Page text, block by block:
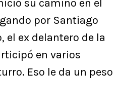
su camino en el
por Santiago
el ex delantero de la
en varios
Eso le da un peso